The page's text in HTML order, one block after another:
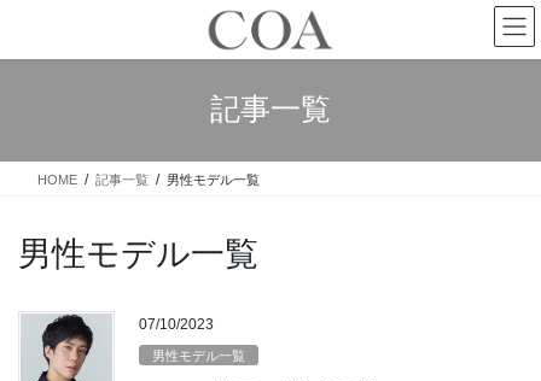
記事一覧
HOME 記事一覧 男性モデル一覧
男性モデル一覧
07/10/2023
男性モデル一覧